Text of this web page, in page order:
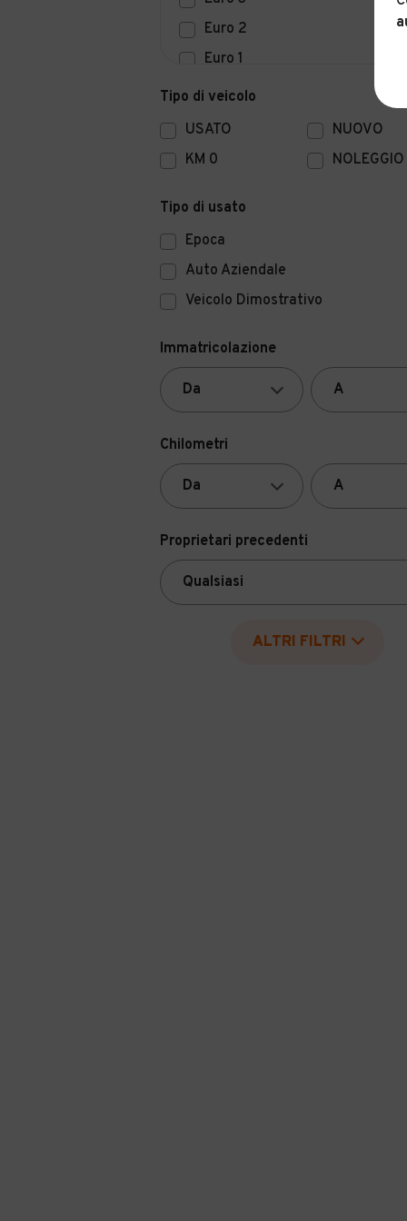
Euro 2
Euro 1
Euro 0
Tipo di veicolo
USATO
NUOVO
KM 0
NOLEGGIO
Tipo di usato
Epoca
Auto Aziendale
Veicolo Dimostrativo
Immatricolazione
Chilometri
Proprietari precedenti
ALTRI FILTRI